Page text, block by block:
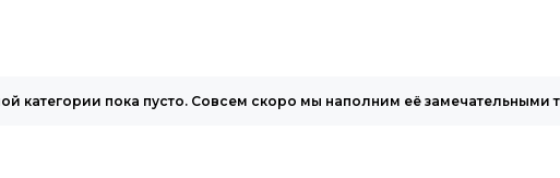
категории пока пусто. Совсем скоро мы наполним её замечательными